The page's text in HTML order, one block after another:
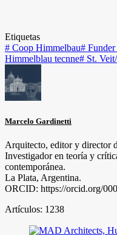
Etiquetas
# Coop Himmelbau#
Himmelblau tecnne# St.
Marcelo Gardinetti
Arquitecto, editor y director
Investigador en teoría y
contemporánea.
La Plata, Argentina.
ORCID: https://orcid.org/
Artículos: 1238